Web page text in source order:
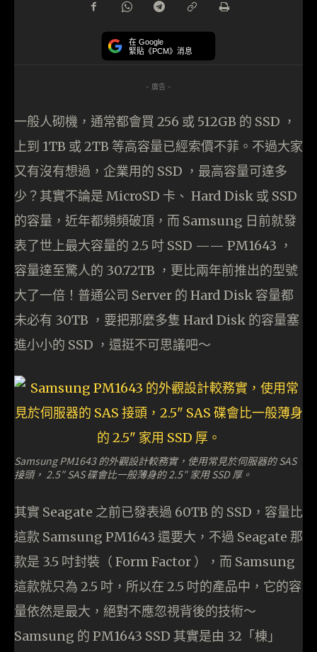
在 Google
緊貼《PCM》消息
- 廣告 -
一般人砌機，通常都會買 256 或 512GB 的 SSD ，
上到 1TB 或 2TB 等高容量已經索價不菲。不過大家
又有沒有想過，企業用的 SSD ，最高容量可達多
少？其實不論是 MicroSD 卡、 Hard Disk 或 SSD
的容量，近年都頻頻破頂，而 Samsung 日前就發
表了世上最大容量的 2.5 吋 SSD —— PM1643 ，
容量達至驚人的 30.72TB ，更比兩年前推出的型號
大了一倍！普通公司 Server 的 Hard Disk 容量都
未必有 30TB ，要把那麼多隻 Hard Disk 的容量塞
進小小的 SSD ，還挺不可思議吧～
Samsung PM1643 的外觀設計較務實，使用常見於伺服器的 SAS
接頭， 2.5″ SAS 碟會比一般薄身的 2.5″ 家用 SSD 厚。
其實 Seagate 之前已發表過 60TB 的 SSD，容量比
這款 Samsung PM1643 還要大，不過 Seagate 那
款是 3.5 吋封裝（ Form Factor ），而 Samsung
這款就只為 2.5 吋，所以在 2.5 吋的產品中，它的容
量依然是最大，絕對不應忽視背後的技術～
Samsung 的 PM1643 SSD 其實是由 32「棟」